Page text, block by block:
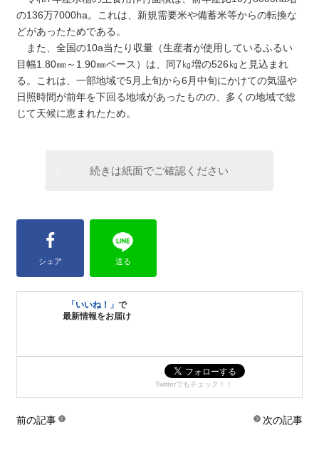
の136万7000ha。これは、新規需要米や備蓄米等からの転換な
どがあったためである。
また、全国の10a当たり収量（生産者が使用しているふるい
目幅1.80㎜～1.90㎜ベース）は、同7㎏増の526㎏と見込まれ
る。これは、一部地域で5月上旬から6月中旬にかけての気温や
日照時間が前年を下回る地域があったものの、多くの地域で総
じて天候に恵まれたため。
続きは紙面でご確認ください
シェア 送る
「いいね！」で
最新情報をお届け
Twitterでもチェック！！
前の記事 次の記事